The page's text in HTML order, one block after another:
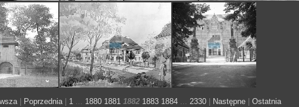
JC 007660 PARLINO JCZD 010874 GDAŃSK JC 002696 GDAŃSK JC 016805 SANDOMIERZ
| Poprzednia| 1... 1880 1881 1882 1883 1884... 2330 Następne Ostatnia